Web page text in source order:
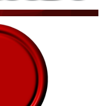
DIÁRIO DO NORDESTE - ÚLTIMA HORA